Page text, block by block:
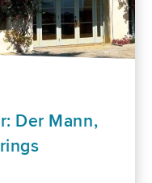
Der Mann,